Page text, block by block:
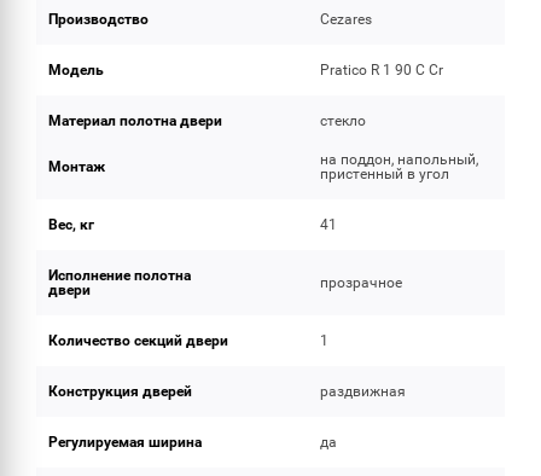
Производство Cezares
Модель Pratico R 1 90 C Cr
Материал полотна двери стекло
Монтаж
на поддон, напольный,
пристенный в угол
Вес, кг 41
Исполнение полотна
двери
прозрачное
Количество секций двери 1
Конструкция дверей раздвижная
Регулируемая ширина да